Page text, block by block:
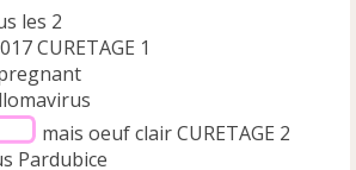
les 2
CURETAGE 1
mais oeuf clair CURETAGE 2
Pardubice